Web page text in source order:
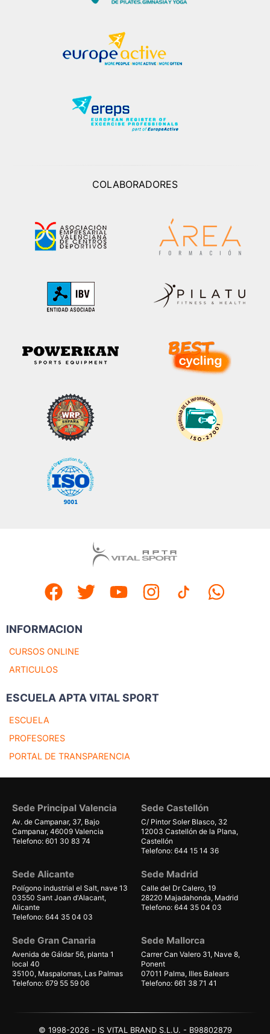
COLABORADORES
INFORMACION
CURSOS ONLINE
ARTICULOS
ESCUELA APTA VITAL SPORT
ESCUELA
PROFESORES
PORTAL DE TRANSPARENCIA
Sede Principal Valencia
Av. de Campanar, 37, Bajo
Campanar, 46009 Valencia
Telefono: 601 30 83 74
Sede Castellón
C/ Pintor Soler Blasco, 32
12003 Castellón de la Plana,
Castellón
Telefono: 644 15 14 36
Sede Alicante
Polígono industrial el Salt, nave 13
03550 Sant Joan d'Alacant,
Alicante
Telefono: 644 35 04 03
Sede Madrid
Calle del Dr Calero, 19
28220 Majadahonda, Madrid
Telefono: 644 35 04 03
Sede Gran Canaria
Avenida de Gáldar 56, planta 1
local 40
35100, Maspalomas, Las Palmas
Telefono: 679 55 59 06
Sede Mallorca
Carrer Can Valero 31, Nave 8,
Ponent
07011 Palma, Illes Balears
Telefono: 661 38 71 41
© 1998-2026 - IS VITAL BRAND S.L.U. - B98802879